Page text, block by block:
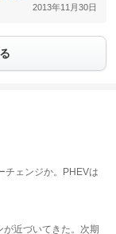
2013年11月30日
チェンジか。PHEVは
近づいてきた。次期